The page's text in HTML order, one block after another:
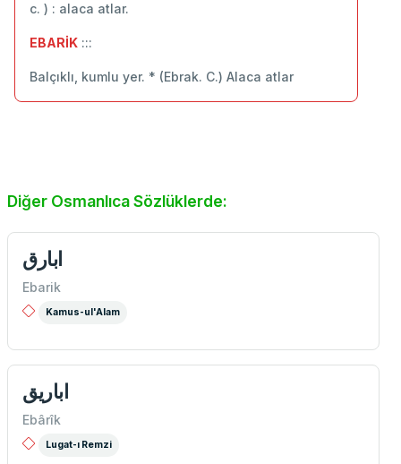
c. ) : alaca atlar.
EBARİK :::
Balçıklı, kumlu yer. * (Ebrak. C.) Alaca atlar
Diğer Osmanlıca Sözlüklerde:
ابارق
Ebarik
Kamus-ul'Alam
اباريق
Ebârîk
Lugat-ı Remzi